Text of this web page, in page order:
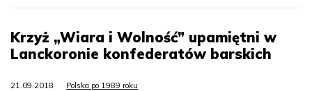
Krzyż „Wiara i Wolność” upamiętni w
Lanckoronie konfederatów barskich
21.09.2018 Polska po 1989 roku